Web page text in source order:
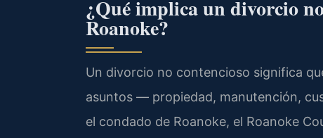
¿Qué implica un divorcio
Roanoke?
Un divorcio no contencioso significa
asuntos — propiedad, manutención,
el condado de Roanoke, el Roanoke